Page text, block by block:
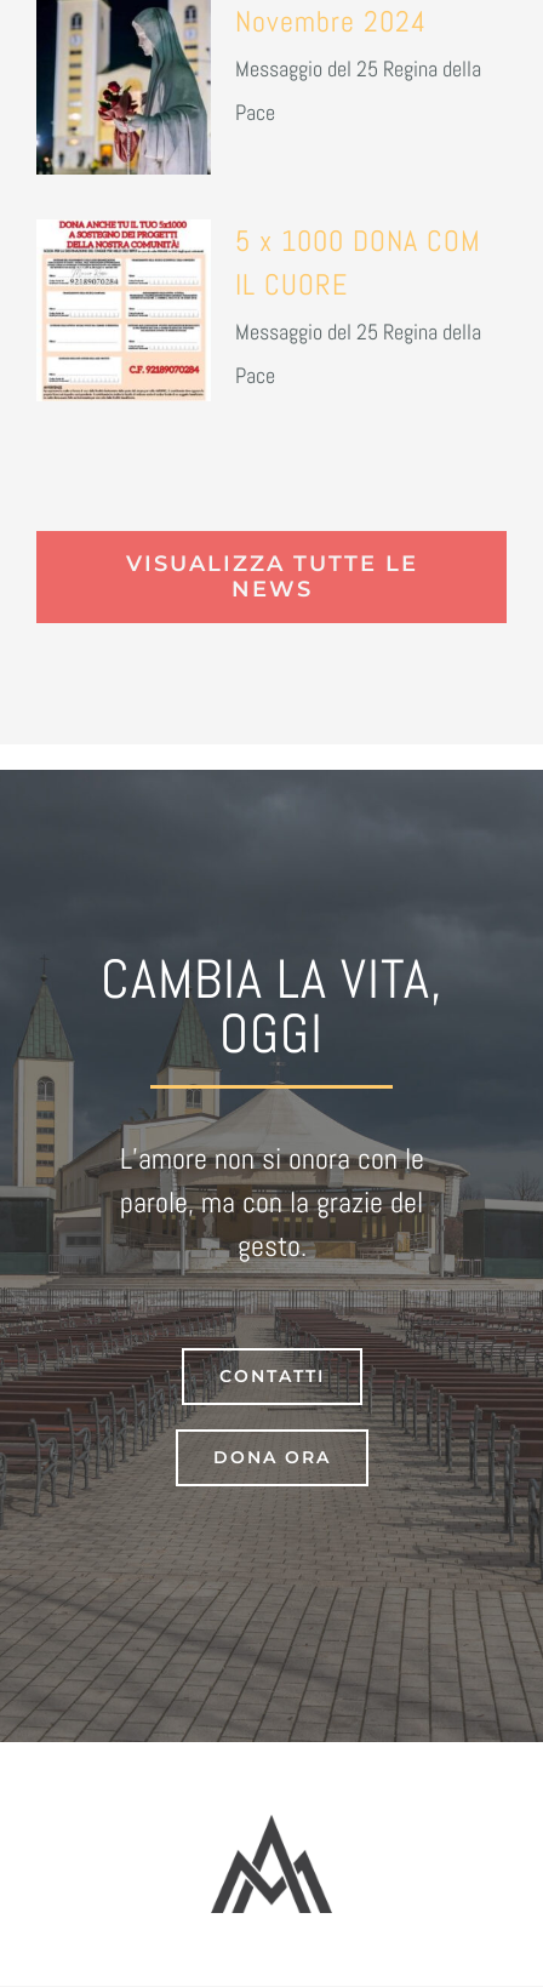
Novembre 2024
Messaggio del 25 Regina della
Pace
5 x 1000 DONA COM
IL CUORE
Messaggio del 25 Regina della
Pace
VISUALIZZA TUTTE LE
NEWS
CAMBIA LA VITA,
OGGI
L’amore non si onora con le
parole, ma con la grazie del
gesto.
CONTATTI
DONA ORA